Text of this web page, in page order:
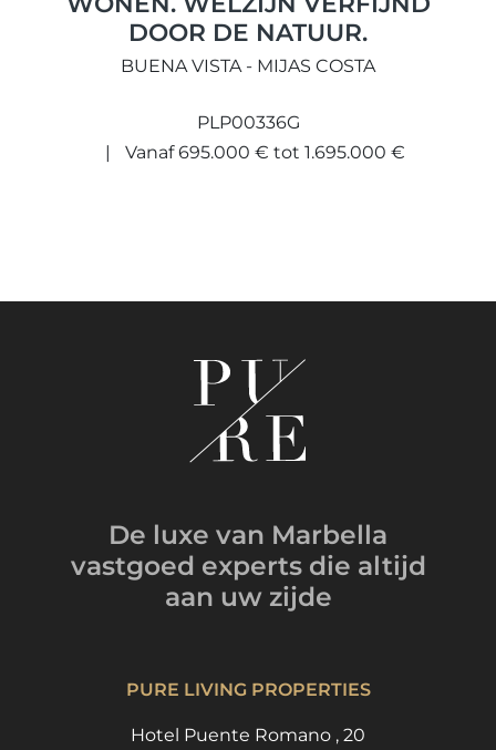
DOOR DE NATUUR.
BUENA VISTA - MIJAS COSTA
PLP00336G
Vanaf 695.000 € tot 1.695.000 €
De luxe van Marbella
vastgoed experts die altijd
aan uw zijde
PURE LIVING PROPERTIES
Hotel Puente Romano , 20